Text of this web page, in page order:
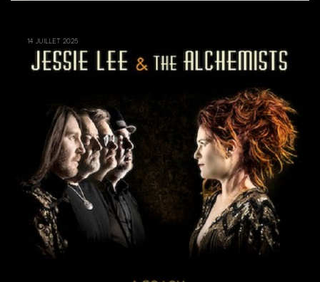
14 juillet 2025